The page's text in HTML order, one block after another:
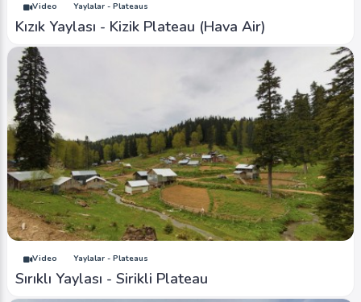
Video Yaylalar - Plateaus
Kızık Yaylası - Kizik Plateau (Hava Air)
Video Yaylalar - Plateaus
Sırıklı Yaylası - Sirikli Plateau